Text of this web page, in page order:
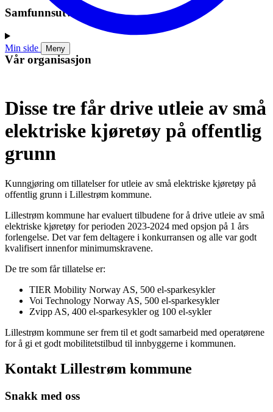
Min side Meny
Samfunnsutvikling
Vår organisasjon
Disse tre får drive utleie av små
elektriske kjøretøy på offentlig
grunn
Kunngjøring om tillatelser for utleie av små elektriske kjøretøy på
offentlig grunn i Lillestrøm kommune.
Lillestrøm kommune har evaluert tilbudene for å drive utleie av små
elektriske kjøretøy for perioden 2023-2024 med opsjon på 1 års
forlengelse. Det var fem deltagere i konkurransen og alle var godt
kvalifisert innenfor minimumskravene.
De tre som får tillatelse er:
TIER Mobility Norway AS, 500 el-sparkesykler
Voi Technology Norway AS, 500 el-sparkesykler
Zvipp AS, 400 el-sparkesykler og 100 el-sykler
Lillestrøm kommune ser frem til et godt samarbeid med operatørene
for å gi et godt mobilitetstilbud til innbyggerne i kommunen.
Kontakt Lillestrøm kommune
Snakk med oss